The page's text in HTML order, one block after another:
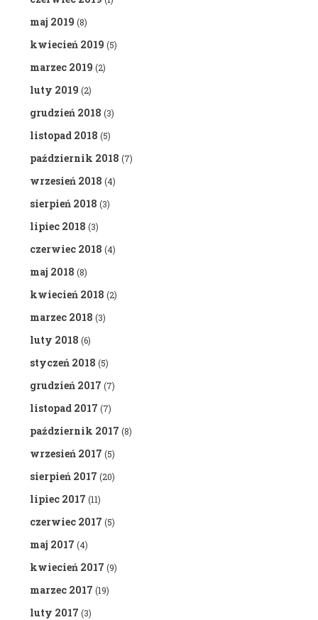
maj 2019 (8)
kwiecień 2019 (5)
marzec 2019 (2)
luty 2019 (2)
grudzień 2018 (3)
listopad 2018 (5)
październik 2018 (7)
wrzesień 2018 (4)
sierpień 2018 (3)
lipiec 2018 (3)
czerwiec 2018 (4)
maj 2018 (8)
kwiecień 2018 (2)
marzec 2018 (3)
luty 2018 (6)
styczeń 2018 (5)
grudzień 2017 (7)
listopad 2017 (7)
październik 2017 (8)
wrzesień 2017 (5)
sierpień 2017 (20)
lipiec 2017 (11)
czerwiec 2017 (5)
maj 2017 (4)
kwiecień 2017 (9)
marzec 2017 (19)
luty 2017 (3)